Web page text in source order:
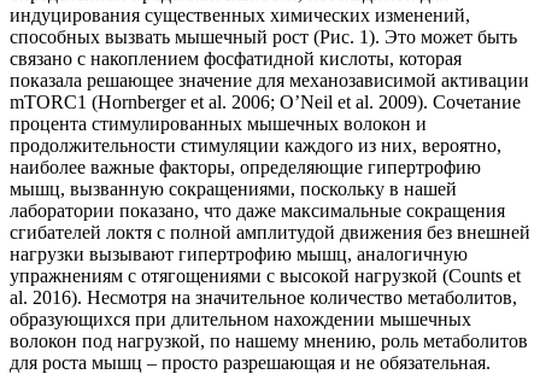
индуцирования существенных химических изменений,
способных вызвать мышечный рост (Рис. 1). Это может быть
связано с накоплением фосфатидной кислоты, которая
показала решающее значение для механозависимой активации
mTORC1 (Hornberger et al. 2006; O’Neil et al. 2009). Сочетание
процента стимулированных мышечных волокон и
продолжительности стимуляции каждого из них, вероятно,
наиболее важные факторы, определяющие гипертрофию
мышц, вызванную сокращениями, поскольку в нашей
лаборатории показано, что даже максимальные сокращения
сгибателей локтя с полной амплитудой движения без внешней
нагрузки вызывают гипертрофию мышц, аналогичную
упражнениям с отягощениями с высокой нагрузкой (Counts et
al. 2016). Несмотря на значительное количество метаболитов,
образующихся при длительном нахождении мышечных
волокон под нагрузкой, по нашему мнению, роль метаболитов
для роста мышц – просто разрешающая и не обязательная.